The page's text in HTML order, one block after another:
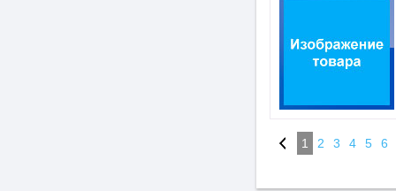
1 2 3 4 5 6